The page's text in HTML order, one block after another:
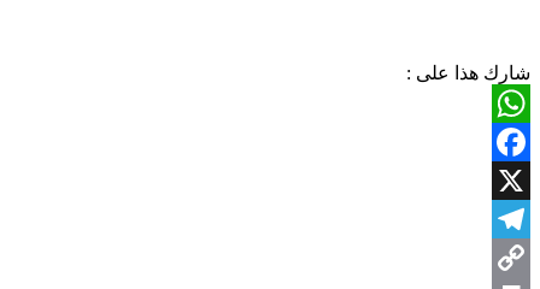
شارك هذا على :
WhatsApp
Facebook
X
Telegram